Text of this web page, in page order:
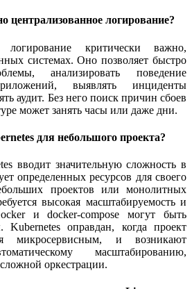
централизованное логирование?
логирование критически важно,
системах. Оно позволяет быстро
анализировать поведение
выявлять инциденты
аудит. Без него поиск причин сбоев
может занять часы или даже дни.
для небольшого проекта?
вводит значительную сложность в
определенных ресурсов для своего
проектов или монолитных
высокая масштабируемость и
и docker-compose могут быть
Kubernetes оправдан, когда проект
микросервисным, и возникают
масштабированию,
оркестрации.